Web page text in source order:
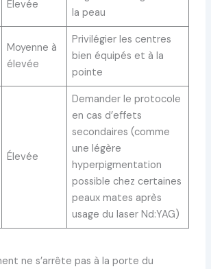
Élevée
la peau
Moyenne à
élevée
Privilégier les centres
bien équipés et à la
pointe
Élevée
Demander le protocole
en cas d’effets
secondaires (comme
une légère
hyperpigmentation
possible chez certaines
peaux mates après
usage du laser Nd:YAG)
ne s’arrête pas à la porte du